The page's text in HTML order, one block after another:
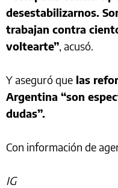
desestabilizarnos.
trabajan contra
voltearte”, acusó.
Y aseguró que las
Argentina “son
dudas”.
Con información de
IG